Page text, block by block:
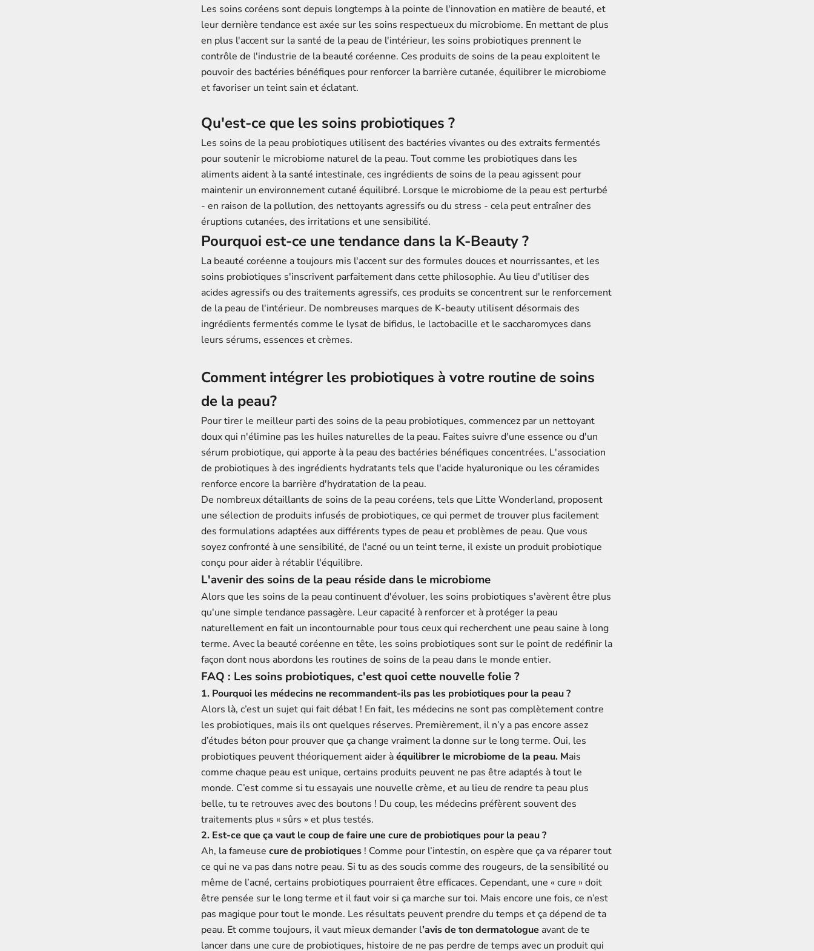
Les soins coréens sont depuis longtemps à la pointe de l'innovation en matière de beauté, et
leur dernière tendance est axée sur les soins respectueux du microbiome. En mettant de plus
en plus l'accent sur la santé de la peau de l'intérieur, les soins probiotiques prennent le
contrôle de l'industrie de la beauté coréenne. Ces produits de soins de la peau exploitent le
pouvoir des bactéries bénéfiques pour renforcer la barrière cutanée, équilibrer le microbiome
et favoriser un teint sain et éclatant.
Qu'est-ce que les soins probiotiques ?
Les soins de la peau probiotiques utilisent des bactéries vivantes ou des extraits fermentés
pour soutenir le microbiome naturel de la peau. Tout comme les probiotiques dans les
aliments aident à la santé intestinale, ces ingrédients de soins de la peau agissent pour
maintenir un environnement cutané équilibré. Lorsque le microbiome de la peau est perturbé
- en raison de la pollution, des nettoyants agressifs ou du stress - cela peut entraîner des
éruptions cutanées, des irritations et une sensibilité.
Pourquoi est-ce une tendance dans la K-Beauty ?
La beauté coréenne a toujours mis l'accent sur des formules douces et nourrissantes, et les
soins probiotiques s'inscrivent parfaitement dans cette philosophie. Au lieu d'utiliser des
acides agressifs ou des traitements agressifs, ces produits se concentrent sur le renforcement
de la peau de l'intérieur. De nombreuses marques de K-beauty utilisent désormais des
ingrédients fermentés comme le lysat de bifidus, le lactobacille et le saccharomyces dans
leurs sérums, essences et crèmes.
Comment intégrer les probiotiques à votre routine de soins
de la peau?
Pour tirer le meilleur parti des soins de la peau probiotiques, commencez par un nettoyant
doux qui n'élimine pas les huiles naturelles de la peau. Faites suivre d'une essence ou d'un
sérum probiotique, qui apporte à la peau des bactéries bénéfiques concentrées. L'association
de probiotiques à des ingrédients hydratants tels que l'acide hyaluronique ou les céramides
renforce encore la barrière d'hydratation de la peau.
De nombreux détaillants de soins de la peau coréens, tels que Litte Wonderland, proposent
une sélection de produits infusés de probiotiques, ce qui permet de trouver plus facilement
des formulations adaptées aux différents types de peau et problèmes de peau. Que vous
soyez confronté à une sensibilité, de l'acné ou un teint terne, il existe un produit probiotique
conçu pour aider à rétablir l'équilibre.
L'avenir des soins de la peau réside dans le microbiome
Alors que les soins de la peau continuent d'évoluer, les soins probiotiques s'avèrent être plus
qu'une simple tendance passagère. Leur capacité à renforcer et à protéger la peau
naturellement en fait un incontournable pour tous ceux qui recherchent une peau saine à long
terme. Avec la beauté coréenne en tête, les soins probiotiques sont sur le point de redéfinir la
façon dont nous abordons les routines de soins de la peau dans le monde entier.
FAQ : Les soins probiotiques, c'est quoi cette nouvelle folie ?
1. Pourquoi les médecins ne recommandent-ils pas les probiotiques pour la peau ?
Alors là, c’est un sujet qui fait débat ! En fait, les médecins ne sont pas complètement contre
les probiotiques, mais ils ont quelques réserves. Premièrement, il n’y a pas encore assez
d’études béton pour prouver que ça change vraiment la donne sur le long terme. Oui, les
probiotiques peuvent théoriquement aider àéquilibrer le microbiome de la peau. Mais
comme chaque peau est unique, certains produits peuvent ne pas être adaptés à tout le
monde. C’est comme si tu essayais une nouvelle crème, et au lieu de rendre ta peau plus
belle, tu te retrouves avec des boutons ! Du coup, les médecins préfèrent souvent des
traitements plus « sûrs » et plus testés.
2. Est-ce que ça vaut le coup de faire une cure de probiotiques pour la peau ?
Ah, la fameuse cure de probiotiques ! Comme pour l’intestin, on espère que ça va réparer tout
ce qui ne va pas dans notre peau. Si tu as des soucis comme des rougeurs, de la sensibilité ou
même de l’acné, certains probiotiques pourraient être efficaces. Cependant, une « cure » doit
être pensée sur le long terme et il faut voir si ça marche sur toi. Mais encore une fois, ce n’est
pas magique pour tout le monde. Les résultats peuvent prendre du temps et ça dépend de ta
peau. Et comme toujours, il vaut mieux demander l’avis de ton dermatologue avant de te
lancer dans une cure de probiotiques, histoire de ne pas perdre de temps avec un produit qui